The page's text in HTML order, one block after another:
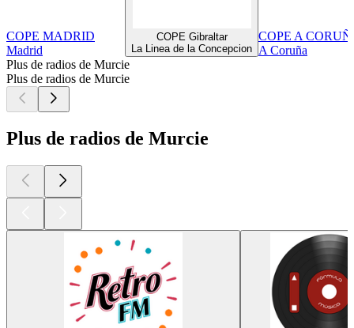
COPE MADRID
Madrid
COPE Gibraltar
La Linea de la Concepcion
COPE A
A Coruña
Plus de radios de Murcie
Plus de radios de Murcie
Plus de radios de Murcie